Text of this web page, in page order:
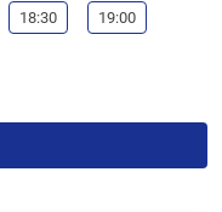
18:30 19:00